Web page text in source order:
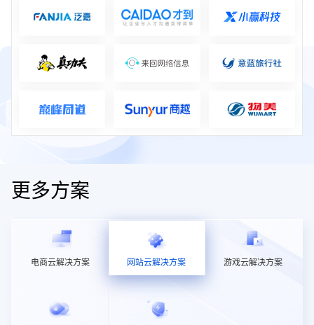
更多方案
电商云解决方案 网站云解决方案 游戏云解决方案